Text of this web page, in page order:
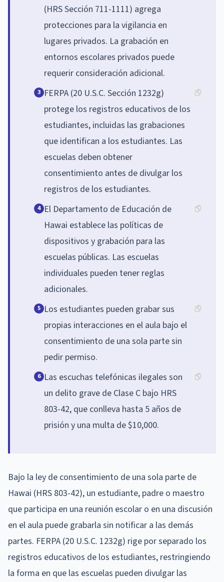
(HRS Sección 711-1111) agrega
protecciones para la vigilancia en
lugares privados. La grabación en
entornos escolares privados puede
requerir consideración adicional.
3 FERPA (20 U.S.C. Sección 1232g)
protege los registros educativos de los
estudiantes, incluidas las grabaciones
que identifican a los estudiantes. Las
escuelas deben obtener
consentimiento antes de divulgar los
registros de los estudiantes.
4 El Departamento de Educación de
Hawai establece las políticas de
dispositivos y grabación para las
escuelas públicas. Las escuelas
individuales pueden tener reglas
adicionales.
5 Los estudiantes pueden grabar sus
propias interacciones en el aula bajo el
consentimiento de una sola parte sin
pedir permiso.
6 Las escuchas telefónicas ilegales son
un delito grave de Clase C bajo HRS
803-42, que conlleva hasta 5 años de
prisión y una multa de $10,000.
Bajo la ley de consentimiento de una sola parte de
Hawai (HRS 803-42), un estudiante, padre o maestro
que participa en una reunión escolar o en una discusión
en el aula puede grabarla sin notificar a las demás
partes. FERPA (20 U.S.C. 1232g) rige por separado los
registros educativos de los estudiantes, restringiendo
la forma en que las escuelas pueden divulgar las